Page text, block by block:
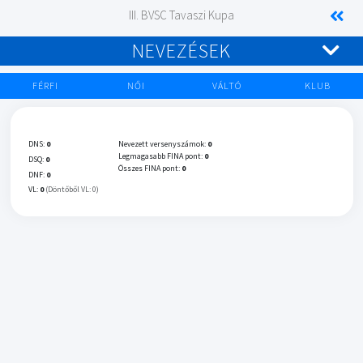
III. BVSC Tavaszi Kupa
NEVEZÉSEK
FÉRFI NŐI VÁLTÓ KLUB
DNS: 0
DSQ: 0
DNF: 0
VL: 0 (Döntőből VL: 0)
Nevezett versenyszámok: 0
Legmagasabb FINA pont: 0
Összes FINA pont: 0